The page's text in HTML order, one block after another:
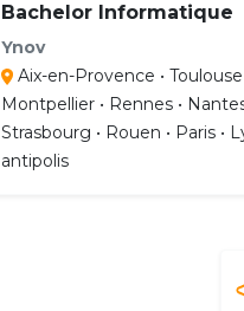
Bachelor Informatique
Ynov
Aix-en-Provence • Toulouse
Montpellier • Rennes • Nantes
Strasbourg • Rouen • Paris •
antipolis